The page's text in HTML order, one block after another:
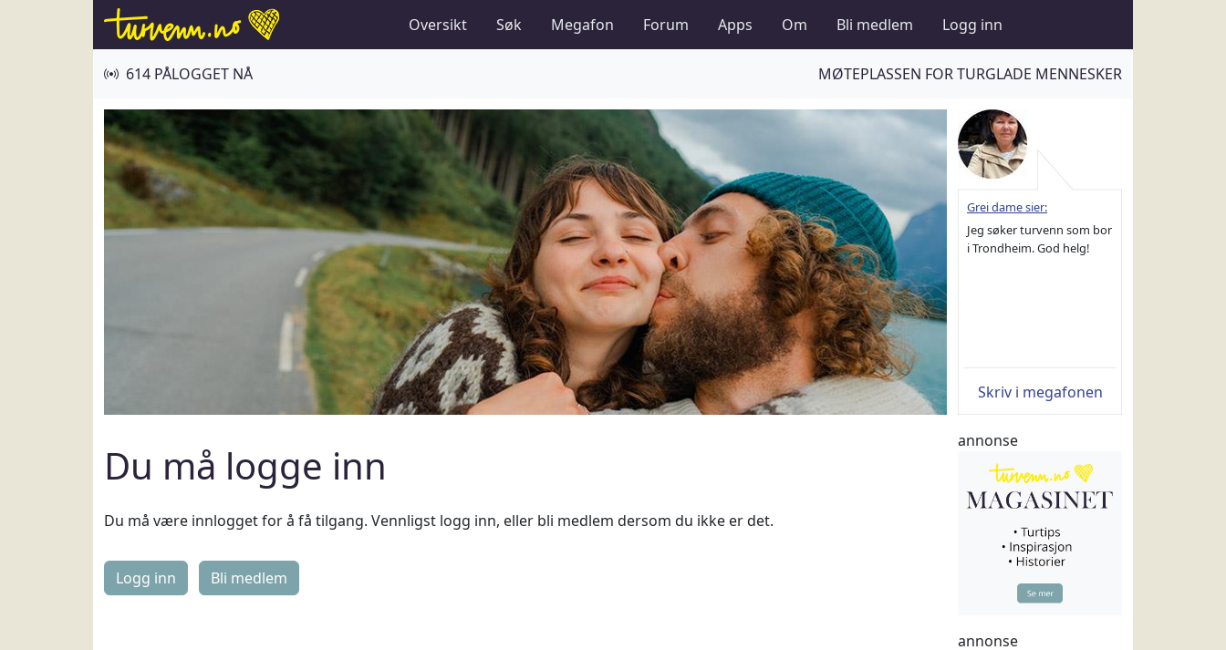
Oversikt Søk Megafon Forum Apps Om Bli medlem Logg inn
614 PÅLOGGET NÅ MØTEPLASSEN FOR TURGLADE MENNESKER
Du må logge inn
Du må være innlogget for å få tilgang. Vennligst logg inn, eller bli medlem dersom du ikke er det.
Logg inn
Grei dame sier:
Jeg søker turvenn som bor
i Trondheim. God helg!
Skriv i megafonen
annonse
annonse